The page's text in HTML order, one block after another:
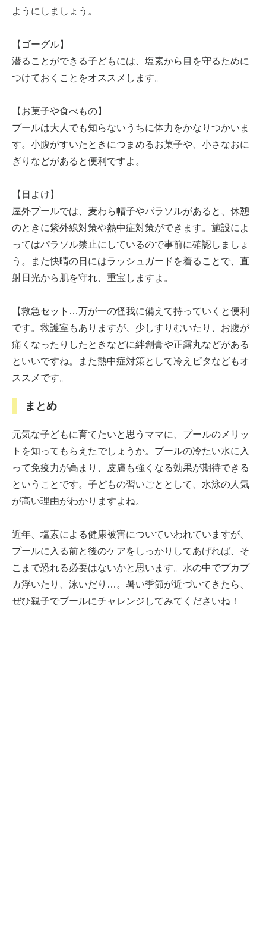
ようにしましょう。
【ゴーグル】
潜ることができる子どもには、塩素から目を守るために
つけておくことをオススメします。
【お菓子や食べもの】
プールは大人でも知らないうちに体力をかなりつかいま
す。小腹がすいたときにつまめるお菓子や、小さなおに
ぎりなどがあると便利ですよ。
【日よけ】
屋外プールでは、麦わら帽子やパラソルがあると、休憩
のときに紫外線対策や熱中症対策ができます。施設によ
ってはパラソル禁止にしているので事前に確認しましょ
う。また快晴の日にはラッシュガードを着ることで、直
射日光から肌を守れ、重宝しますよ。
【救急セット…万が一の怪我に備えて持っていくと便利
です。救護室もありますが、少しすりむいたり、お腹が
痛くなったりしたときなどに絆創膏や正露丸などがある
といいですね。また熱中症対策として冷えピタなどもオ
ススメです。
まとめ
元気な子どもに育てたいと思うママに、プールのメリッ
トを知ってもらえたでしょうか。プールの冷たい水に入
って免疫力が高まり、皮膚も強くなる効果が期待できる
ということです。子どもの習いごととして、水泳の人気
が高い理由がわかりますよね。
近年、塩素による健康被害についていわれていますが、
プールに入る前と後のケアをしっかりしてあげれば、そ
こまで恐れる必要はないかと思います。水の中でプカプ
カ浮いたり、泳いだり…。暑い季節が近づいてきたら、
ぜひ親子でプールにチャレンジしてみてくださいね！